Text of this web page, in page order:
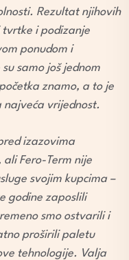
Rezultat njihovih
i podizanje
ponudom i
samo još jednom
znamo, a to je
najveća vrijednost.
izazovima
Fero-Term nije
svojim kupcima –
godine zaposlili
smo ostvarili i
proširili paletu
tehnologije. Valja